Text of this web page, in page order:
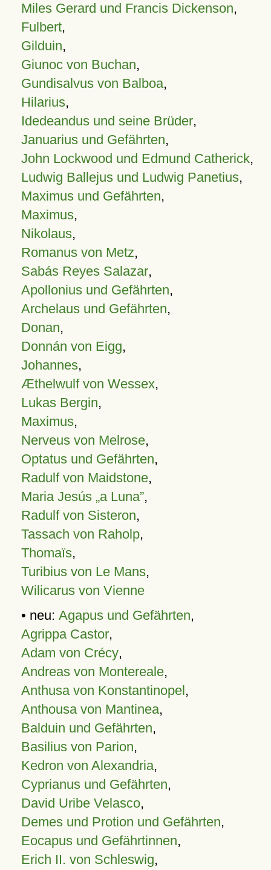
Miles Gerard und Francis Dickenson,
Fulbert,
Gilduin,
Giunoc von Buchan,
Gundisalvus von Balboa,
Hilarius,
Idedeandus und seine Brüder,
Januarius und Gefährten,
John Lockwood und Edmund Catherick,
Ludwig Ballejus und Ludwig Panetius,
Maximus und Gefährten,
Maximus,
Nikolaus,
Romanus von Metz,
Sabás Reyes Salazar,
Apollonius und Gefährten,
Archelaus und Gefährten,
Donan,
Donnán von Eigg,
Johannes,
Æthelwulf von Wessex,
Lukas Bergin,
Maximus,
Nerveus von Melrose,
Optatus und Gefährten,
Radulf von Maidstone,
Maria Jesús „a Luna”,
Radulf von Sisteron,
Tassach von Raholp,
Thomaïs,
Turibius von Le Mans,
Wilicarus von Vienne
• neu: Agapus und Gefährten,
Agrippa Castor,
Adam von Crécy,
Andreas von Montereale,
Anthusa von Konstantinopel,
Anthousa von Mantinea,
Balduin und Gefährten,
Basilius von Parion,
Kedron von Alexandria,
Cyprianus und Gefährten,
David Uribe Velasco,
Demes und Protion und Gefährten,
Eocapus und Gefährtinnen,
Erich II. von Schleswig,